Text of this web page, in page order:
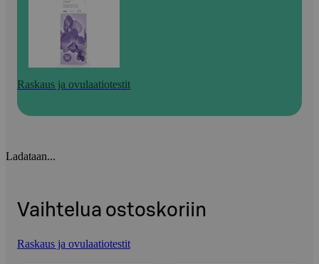
Raskaus ja ovulaatiotestit
Ladataan...
Vaihtelua ostoskoriin
Raskaus ja ovulaatiotestit